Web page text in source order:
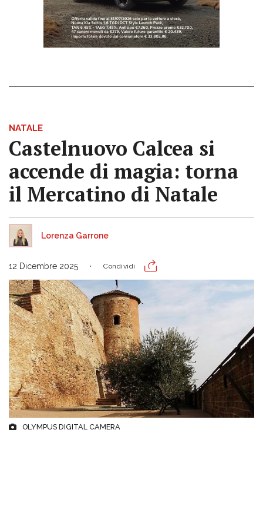
NATALE
Castelnuovo Calcea si
accende di magia: torna
il Mercatino di Natale
Lorenza Garrone
12 Dicembre 2025 Condividi
OLYMPUS DIGITAL CAMERA